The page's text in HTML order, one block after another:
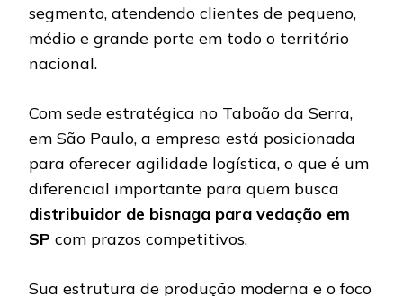
segmento, atendendo clientes de pequeno,
médio e grande porte em todo o território
nacional.
Com sede estratégica no Taboão da Serra,
em São Paulo, a empresa está posicionada
para oferecer agilidade logística, o que é um
diferencial importante para quem busca
distribuidor de bisnaga para vedação em
SP com prazos competitivos.
Sua estrutura de produção moderna e o foco